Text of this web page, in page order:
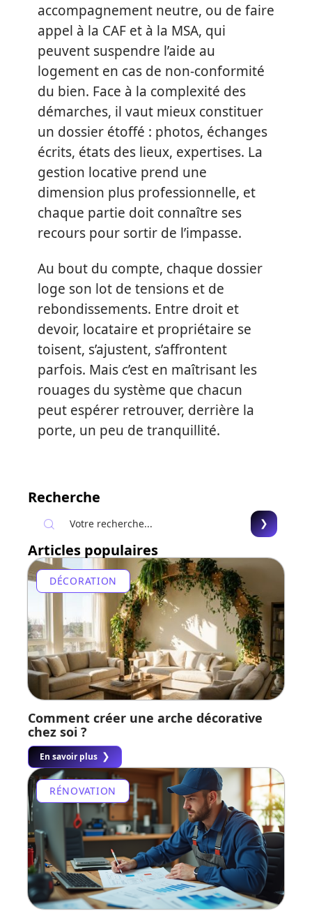
accompagnement neutre, ou de faire
appel à la CAF et à la MSA, qui
peuvent suspendre l’aide au
logement en cas de non-conformité
du bien. Face à la complexité des
démarches, il vaut mieux constituer
un dossier étoffé : photos, échanges
écrits, états des lieux, expertises. La
gestion locative prend une
dimension plus professionnelle, et
chaque partie doit connaître ses
recours pour sortir de l’impasse.
Au bout du compte, chaque dossier
loge son lot de tensions et de
rebondissements. Entre droit et
devoir, locataire et propriétaire se
toisent, s’ajustent, s’affrontent
parfois. Mais c’est en maîtrisant les
rouages du système que chacun
peut espérer retrouver, derrière la
porte, un peu de tranquillité.
Recherche
Articles populaires
DÉCORATION
Comment créer une arche décorative
chez soi ?
En savoir plus
RÉNOVATION